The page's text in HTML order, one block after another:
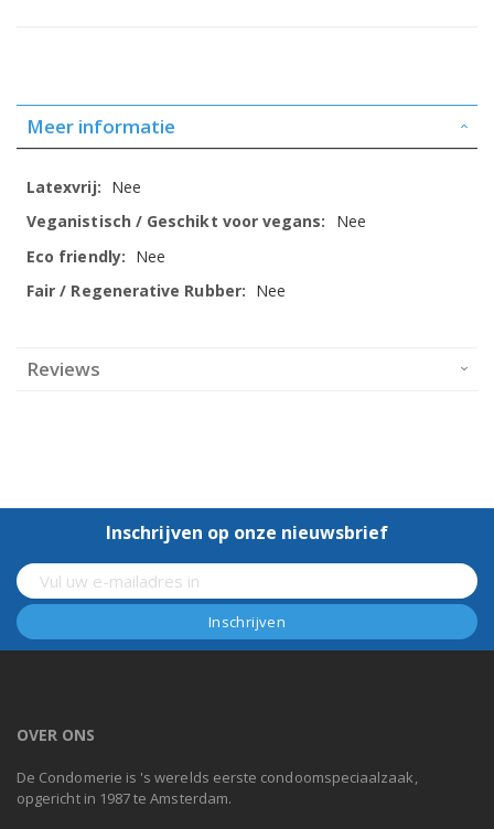
Meer informatie
Meer
informatie
Nee
Nee
Nee
Nee
Reviews
Inschrijven op onze nieuwsbrief
OVER ONS
De Condomerie is 's werelds eerste condoomspeciaalzaak,
opgericht in 1987 te Amsterdam.